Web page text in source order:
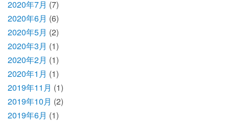
2020年7月 (7)
2020年6月 (6)
2020年5月 (2)
2020年3月 (1)
2020年2月 (1)
2020年1月 (1)
2019年11月 (1)
2019年10月 (2)
2019年6月 (1)